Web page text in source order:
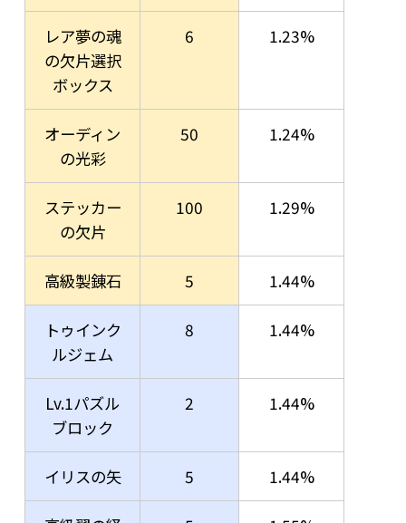
レア夢の魂
の欠片選択
ボックス
6 1.23%
オーディン
の光彩
50 1.24%
ステッカー
の欠片
100 1.29%
高級製錬石 5 1.44%
トゥインク
ルジェム
8 1.44%
Lv.1パズル
ブロック
2 1.44%
イリスの矢 5 1.44%